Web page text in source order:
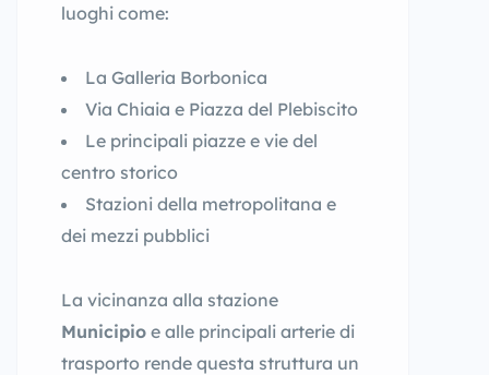
luoghi come:
La Galleria Borbonica
Via Chiaia e Piazza del Plebiscito
Le principali piazze e vie del
centro storico
Stazioni della metropolitana e
dei mezzi pubblici
La vicinanza alla stazione
Municipio e alle principali arterie di
trasporto rende questa struttura un